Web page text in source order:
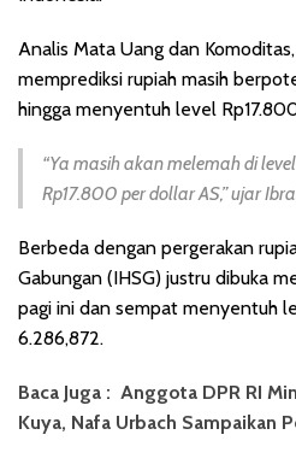
Analis Mata Uang dan Komoditas,
memprediksi rupiah masih
hingga menyentuh level
“Ya masih akan melemah di
Rp17.800 per dollar AS,” ujar
Berbeda dengan pergerakan
Gabungan (IHSG) justru dibuka
pagi ini dan sempat menyentuh
6.286,872.
Baca Juga : Anggota DPR RI
Kuya, Nafa Urbach Sampaikan